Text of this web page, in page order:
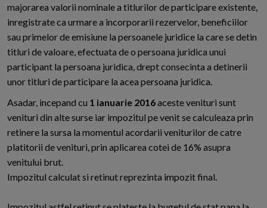
majorarea valorii nominale a titlurilor de participare existente,
inregistrate ca urmare a incorporarii rezervelor, beneficiilor
sau primelor de emisiune la persoanele juridice la care se detin
titluri de valoare, efectuata de o persoana juridica unui
participant la persoana juridica, drept consecinta a detinerii
unor titluri de participare la acea persoana juridica.
Asadar, incepand cu 1 ianuarie 2016aceste venituri sunt
venituri din alte surse iar impozitul pe venit se calculeaza prin
retinere la sursa la momentul acordarii veniturilor de catre
platitorii de venituri, prin aplicarea cotei de 16% asupra
venitului brut.
Impozitul calculat si retinut reprezinta impozit final.